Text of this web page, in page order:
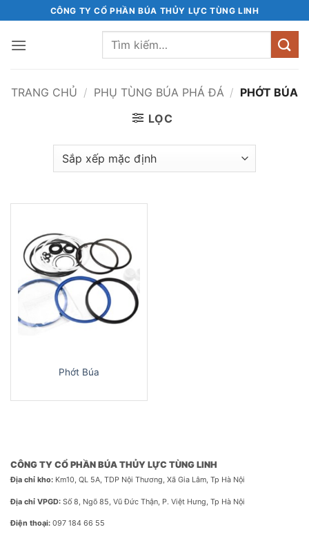
qua
nội
CÔNG TY CỔ PHẦN BÚA THỦY LỰC TÙNG LINH
Tìm
TRANG CHỦ / PHỤ TÙNG BÚA PHÁ ĐÁ / PHỚT BÚA
LỌC
Phớt Búa
CÔNG TY CỔ PHẦN BÚA THỦY LỰC TÙNG LINH
Địa chỉ kho: Km10, QL 5A, TDP Nội Thương, Xã Gia Lâm, Tp Hà Nội
Địa chỉ VPGD: Số 8, Ngõ 85, Vũ Đức Thận, P. Việt Hưng, Tp Hà Nội
Điện thoại: 097 184 66 55